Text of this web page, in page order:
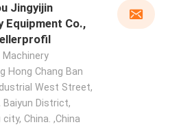
Jingyijin
Equipment Co.,
Machinery
Hong Chang Ban
West Street,
Baiyun District,
China. ,China